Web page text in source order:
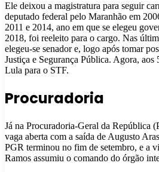
Ele deixou a magistratura para seguir
deputado federal pelo Maranhão em
2011 e 2014, ano em que se elegeu
2018, foi reeleito para o cargo. Nas
elegeu-se senador e, logo após tomar
Justiça e Segurança Pública. Agora, aos
Lula para o STF.
Procuradoria
Já na Procuradoria-Geral da República
vaga aberta com a saída de Augusto
PGR terminou no fim de setembro, e a
Ramos assumiu o comando do órgão